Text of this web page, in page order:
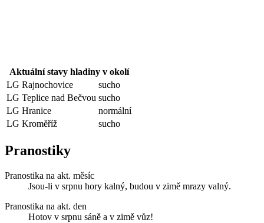
Aktuální stavy hladiny v okolí
LG Rajnochovice
sucho
LG Teplice nad Bečvou sucho
LG Hranice
normální
LG Kroměříž
sucho
Pranostiky
Pranostika na akt. měsíc
Jsou-li v srpnu hory kalný, budou v zimě mrazy valný.
Pranostika na akt. den
Hotov v srpnu sáně a v zimě vůz!